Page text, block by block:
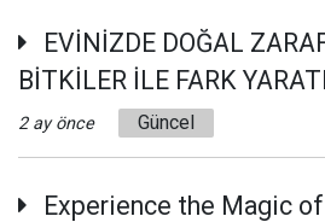
EVİNİZDE DOĞAL
BİTKİLER İLE FARK
2 ay önce Güncel
Experience the Magic